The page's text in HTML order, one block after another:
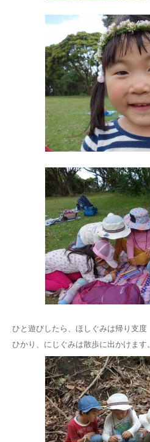
ひと遊びしたら、ほしぐみは帰り支度
ひかり、にじぐみは散歩に出かけます。